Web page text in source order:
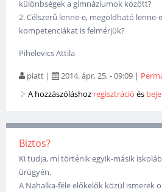
különbségek a gimnáziumok között?
2. Célszerű lenne-e, megoldható
kompetenciákat is felmérjük?
Pihelevics Attila
piatt | 2014. ápr. 25. - 09:09 |
A hozzászóláshoz regisztráció és
Biztos?
Ki tudja, mi történik egyik-másik
ürügyén.
A Nahalka-féle előkelők közül ismerek